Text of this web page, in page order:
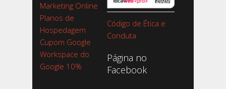
Marketing Online
Planos de
Hospedagem
Cupom Google
Workspace do
Google 10%
Código de Ética e
Conduta
Página no
Facebook